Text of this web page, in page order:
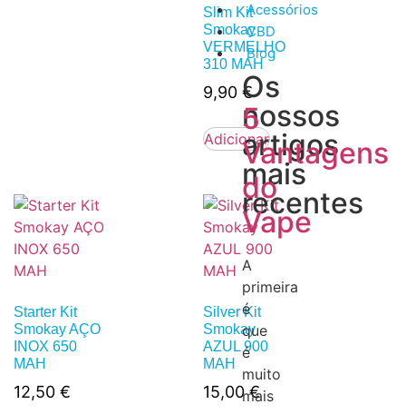
Acessórios
CBD
Blog
Os
nossos
artigos
mais
recentes
5
Vantagens
do
Vape
A
primeira
é
que
é
muito
mais
Slim Kit
Smokay
VERMELHO
310 MAH
9,90 €
Adicionar
Starter Kit
Smokay AÇO
INOX 650
MAH
12,50 €
Silver Kit
Smokay
AZUL 900
MAH
15,00€